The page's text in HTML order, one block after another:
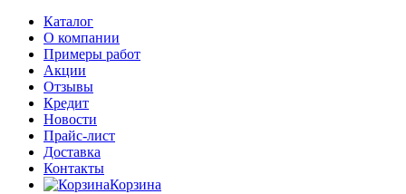
Каталог
О компании
Примеры работ
Акции
Отзывы
Кредит
Новости
Прайс-лист
Доставка
Контакты
Корзина